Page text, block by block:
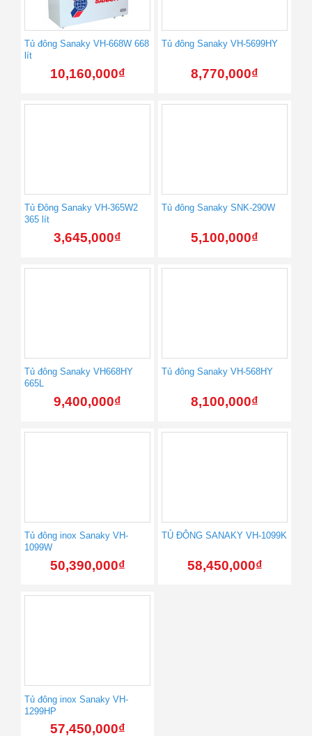
Tủ đông Sanaky VH-668W 668
lít
10,160,000₫
Tủ đông Sanaky VH-5699HY
8,770,000₫
Tủ Đông Sanaky VH-365W2
365 lít
3,645,000₫
Tủ đông Sanaky SNK-290W
5,100,000₫
Tủ đông Sanaky VH668HY
665L
9,400,000₫
Tủ đông Sanaky VH-568HY
8,100,000₫
Tủ đông inox Sanaky VH-
1099W
50,390,000₫
TỦ ĐÔNG SANAKY VH-1099K
58,450,000₫
Tủ đông inox Sanaky VH-
1299HP
57,450,000₫